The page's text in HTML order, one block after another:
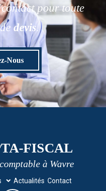
pour toute
devis.
Nous
FISCAL
à Wavre
Actualités Contact